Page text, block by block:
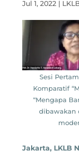
Jul 1, 2022|
Sesi
Komparatif
“Mengapa
dibawakan
Jakarta, LKLB